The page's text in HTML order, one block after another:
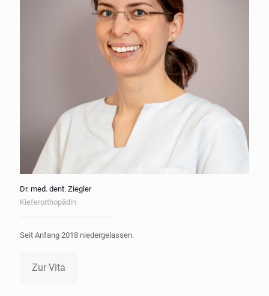
Dr. med. dent. Ziegler
Kieferorthopädin
Seit Anfang 2018 niedergelassen.
Zur Vita